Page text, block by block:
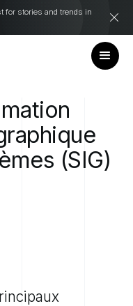
for stories and trends in
(SIG)